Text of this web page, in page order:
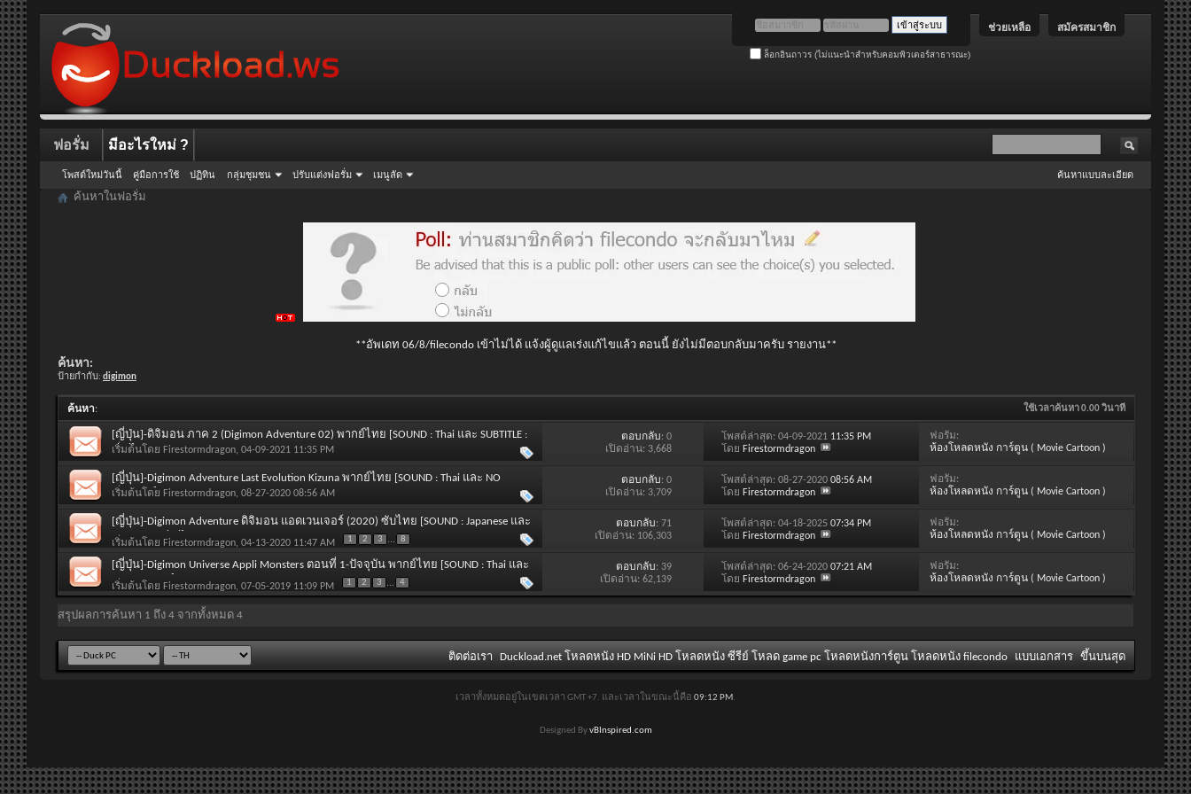
สมัครสมาชิก
ช่วยเหลือ
ล็อกอินถาวร (ไม่แนะนำสำหรับคอมพิวเตอร์สาธารณะ)
ฟอรั่ม
โพสต์ใหม่วันนี้ คู่มือการใช้ ปฏิทิน กลุ่มชุมชน ปรับแต่งฟอรั่ม เมนูลัด
มีอะไรใหม่ ?
ค้นหาแบบละเอียด
ค้นหาในฟอรั่ม
**อัพเดท 06/8/filecondo เข้าไม่ได้ แจ้งผู้ดูแลเร่งแก้ไขแล้ว ตอนนี้ ยังไม่มีตอบกลับมาครับ รายงาน**
ค้นหา:
ป้ายกำกับ: digimon
ค้นหา: ใช้เวลาค้นหา0.00 วินาที
[ญี่ปุ่น]-ดิจิมอน ภาค 2 (Digimon Adventure 02) พากย์ไทย [SOUND : Thai และ SUBTITLE :
Thai]
เริ่มต้นโดย Firestormdragon, 04-09-2021 11:35 PM
ตอบกลับ: 0
เปิดอ่าน: 3,668
โพสต์ล่าสุด: 04-09-2021 11:35 PM
โดยFirestormdragon
ฟอรั่ม:
ห้องโหลดหนัง การ์ตูน ( Movie Cartoon )
[ญี่ปุ่น]-Digimon Adventure Last Evolution Kizuna พากย์ไทย [SOUND : Thai และ NO
SUBTITLE]
เริ่มต้นโดย Firestormdragon, 08-27-2020 08:56 AM
ตอบกลับ: 0
เปิดอ่าน: 3,709
โพสต์ล่าสุด: 08-27-202008:56 AM
โดยFirestormdragon
ฟอรั่ม:
ห้องโหลดหนัง การ์ตูน ( Movie Cartoon )
[ญี่ปุ่น]-Digimon Adventure ดิจิมอน แอดเวนเจอร์ (2020) ซับไทย [SOUND : Japanese และ
SUBTITLE : Thai]
เริ่มต้นโดย Firestormdragon, 04-13-2020 11:47 AM 1 2 3 ... 8
ตอบกลับ: 71
เปิดอ่าน: 106,303
โพสต์ล่าสุด: 04-18-202507:34 PM
โดยFirestormdragon
ฟอรั่ม:
ห้องโหลดหนัง การ์ตูน ( Movie Cartoon )
[ญี่ปุ่น]-Digimon Universe Appli Monsters ตอนที่ 1-ปัจจุบัน พากย์ไทย [SOUND : Thai และ
NO SUBTITLE]
เริ่มต้นโดย Firestormdragon, 07-05-2019 11:09 PM 1 2 3 ... 4
ตอบกลับ: 39
เปิดอ่าน: 62,139
โพสต์ล่าสุด: 06-24-202007:21 AM
โดยFirestormdragon
ฟอรั่ม:
ห้องโหลดหนัง การ์ตูน ( Movie Cartoon )
สรุปผลการค้นหา 1 ถึง 4 จากทั้งหมด 4
ติดต่อเรา Duckload.net โหลดหนัง HD MiNi HD โหลดหนัง ซีรีย์ โหลด game pc โหลดหนังการ์ตูน โหลดหนัง filecondo แบบเอกสาร ขึ้นบนสุด
เวลาทั้งหมดอยู่ในเขตเวลา GMT +7. และเวลาในขณะนี้คือ 09:12 PM.
Designed ByvBInspired.com